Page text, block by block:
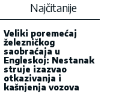
Najčitanije
Veliki poremećaj
železničkog
saobraćaja u
Engleskoj: Nestanak
struje izazvao
otkazivanja i
kašnjenja vozova